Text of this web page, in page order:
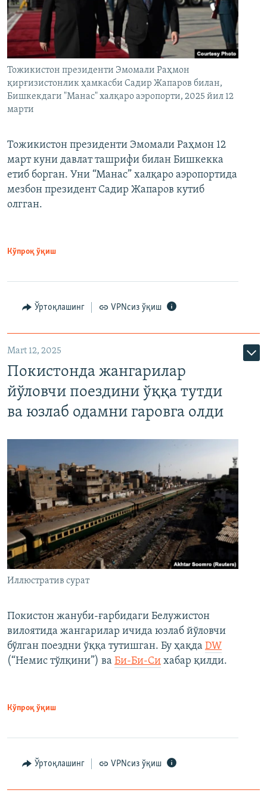
Тожикистон президенти Эмомали Раҳмон
қирғизистонлик ҳамкасби Садир Жапаров билан,
Бишкекдаги "Манас" халқаро аэропорти, 2025 йил 12
марти
Тожикистон президенти Эмомали Раҳмон 12
март куни давлат ташрифи билан Бишкекка
етиб борган. Уни “Манас” халқаро аэропортида
мезбон президент Садир Жапаров кутиб
олгган.
Кўпроқ ўқиш
Ўртоқлашинг VPNсиз ўқиш
Mart 12, 2025
Покистонда жангарилар
йўловчи поездини ўққа тутди
ва юзлаб одамни гаровга олди
Иллюстратив сурат
Покистон жануби-ғарбидаги Белужистон
вилоятида жангарилар ичида юзлаб йўловчи
бўлган поездни ўққа тутишган. Бу ҳақда DW
(“Немис тўлқини”) ва Би-Би-Си хабар қилди.
Кўпроқ ўқиш
Ўртоқлашинг VPNсиз ўқиш